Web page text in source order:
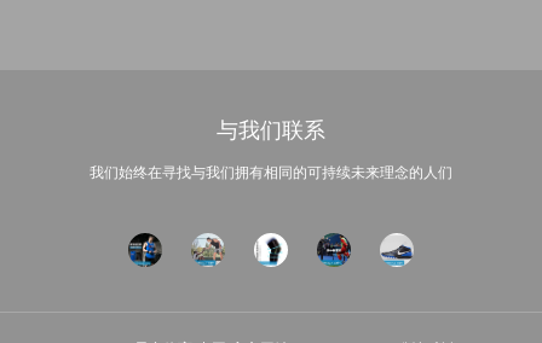
与我们联系
我们始终在寻找与我们拥有相同的可持续未来理念的人们